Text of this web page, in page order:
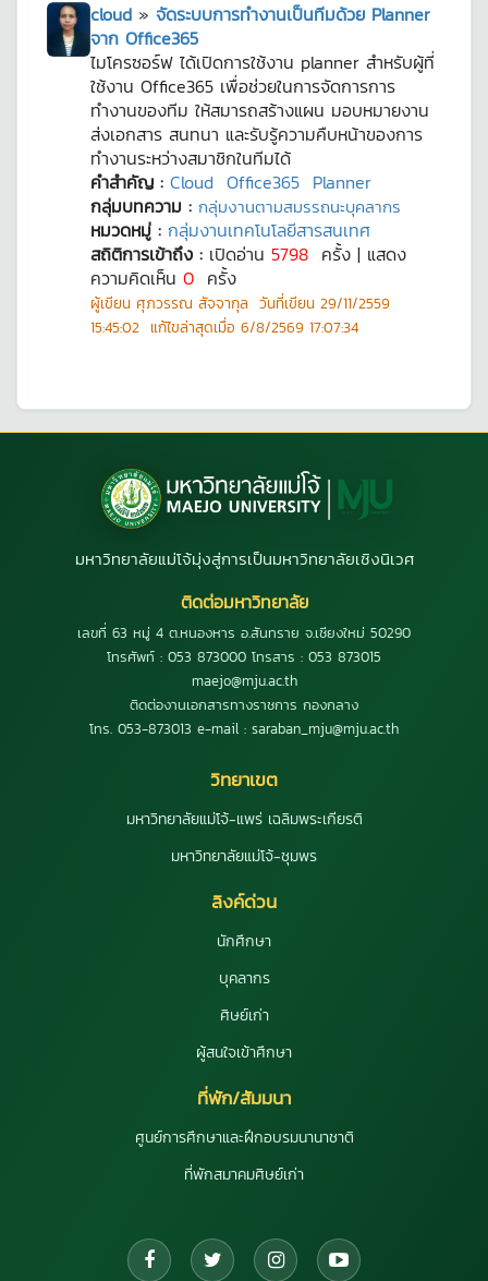
cloud » จัดระบบการทำงานเป็นทีมด้วย Planner
จาก Office365
ไมโครซอร์ฟ ได้เปิดการใช้งาน planner สำหรับผู้ที่
ใช้งาน Office365 เพื่อช่วยในการจัดการการ
ทำงานของทีม ให้สมารถสร้างแผน มอบหมายงาน
ส่งเอกสาร สนทนา และรับรู้ความคืบหน้าของการ
ทำงานระหว่างสมาชิกในทีมได้
คำสำคัญ : Cloud Office365 Planner
กลุ่มบทความ : กลุ่มงานตามสมรรถนะบุคลากร
หมวดหมู่ : กลุ่มงานเทคโนโลยีสารสนเทศ
สถิติการเข้าถึง : เปิดอ่าน 5798 ครั้ง | แสดง
ความคิดเห็น 0 ครั้ง
ผู้เขียน ศุภวรรณ สัจจากุล วันที่เขียน 29/11/2559
15:45:02 แก้ไขล่าสุดเมื่อ 6/8/2569 17:07:34
มหาวิทยาลัยแม่โจ้มุ่งสู่การเป็นมหาวิทยาลัยเชิงนิเวศ
ติดต่อมหาวิทยาลัย
เลขที่ 63 หมู่ 4 ต.หนองหาร อ.สันทราย จ.เชียงใหม่ 50290
โทรศัพท์ : 053 873000 โทรสาร : 053 873015
maejo@mju.ac.th
ติดต่องานเอกสารทางราชการ กองกลาง
โทร. 053-873013 e-mail : saraban_mju@mju.ac.th
วิทยาเขต
มหาวิทยาลัยแม่โจ้-แพร่ เฉลิมพระเกียรติ
มหาวิทยาลัยแม่โจ้-ชุมพร
ลิงค์ด่วน
นักศึกษา
บุคลากร
ศิษย์เก่า
ผู้สนใจเข้าศึกษา
ที่พัก/สัมมนา
ศูนย์การศึกษาและฝึกอบรมนานาชาติ
ที่พักสมาคมศิษย์เก่า